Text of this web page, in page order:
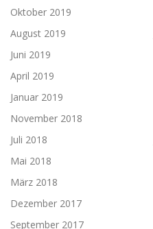
Oktober 2019
August 2019
Juni 2019
April 2019
Januar 2019
November 2018
Juli 2018
Mai 2018
März 2018
Dezember 2017
September 2017